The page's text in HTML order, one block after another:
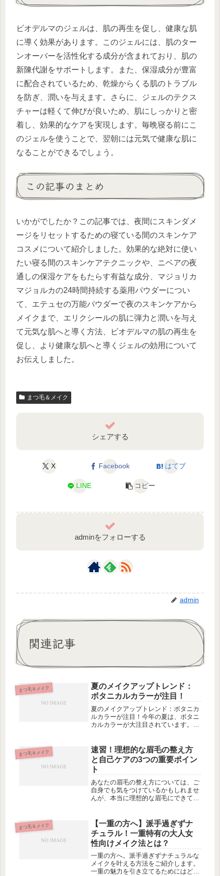
ビオデルマのジェルは、肌の再生を促し、健康な肌
に導く効果があります。このジェルには、肌のター
ンオーバーを活性化する成分が含まれており、肌の
新陳代謝をサポートします。また、保湿成分が豊富
に配合されているため、乾燥からくる肌のトラブル
を防ぎ、潤いを与えます。さらに、ジェルのテクス
チャーは軽くて伸びが良いため、肌にしっかりと密
着し、効果的なケアを実現します。毎晩寝る前にこ
のジェルを使うことで、翌朝には元気で健康な肌に
なることができるでしょう。
この記事のまとめ
いかがでしたか？この記事では、夜間にスキンダメ
ージをリセットするための寝ている間のスキンケア
コスメについて紹介しました。効果的な絶対に使い
たい寝る間のスキンケアテクニックや、ニベアの夜
通しの保湿ケアをもたらす有益な成分、マジョリカ
マジョルカの24時間持続する薬用パウダーについ
て、エテュセの万能パウダーで夜のスキンケアから
メイクまで、エリクシールの肌に弾力と潤いを与え
て元気な肌へと導く方法、ビオデルマの肌の再生を
促し、より健康な肌へと導くジェルの効用について
お伝えしました。
まつ毛＆メイク
シェアする
X Facebook はてブ
LINE コピー
adminをフォローする
admin
関連記事
まつ毛＆メイク
夏のメイクアップトレンド：
ボタニカルカラーが注目！
夏のメイクアップトレンド：ボタニカ
ルカラーが注目！今年の夏は、ボタニ
カルカラーが大注目されています。自
てくれます。オレンジベージュのナチ
ュラルメイクや、華やかなピンクブラ
ウ...
まつ毛＆メイク
速習！理想的な眉毛の整え方
と自己ケアの3つの重要ポイン
ト
あなたの眉毛の整え方については、ご
自身でも気をつけているかもしれませ
んが、本当に理想的な眉毛にできてい
を与えるポイントなのです。この記事
では、誰でも簡単に実践できる眉毛の
整...
まつ毛＆メイク
【一重の方へ】派手過ぎずナ
チュラル！一重特有の大人女
性向けメイク法とは？
一重の方へ。派手過ぎずナチュラルな
メイクを叶える方法をご紹介します。
一重の魅力を引き立てるためにはどう